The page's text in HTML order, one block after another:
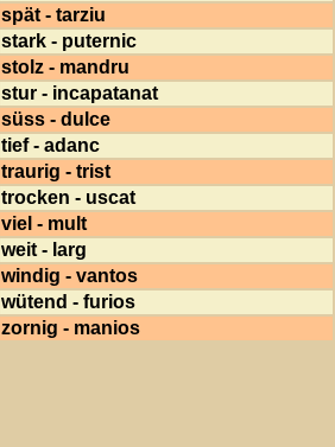
spät - tarziu
stark - puternic
stolz - mandru
stur - incapatanat
süss - dulce
tief - adanc
traurig - trist
trocken - uscat
viel - mult
weit - larg
windig - vantos
wütend - furios
zornig - manios